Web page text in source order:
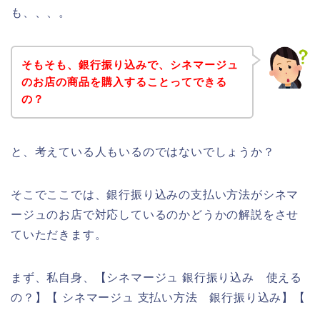
も、、、。
そもそも、銀行振り込みで、シネマージュ
のお店の商品を購入することってできる
の？
と、考えている人もいるのではないでしょうか？
そこでここでは、銀行振り込みの支払い方法がシネマ
ージュのお店で対応しているのかどうかの解説をさせ
ていただきます。
まず、私自身、【シネマージュ 銀行振り込み 使える
の？】【 シネマージュ 支払い方法 銀行振り込み】【